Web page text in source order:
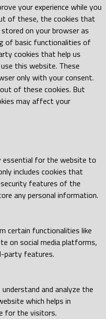
your experience while you
of these, the cookies that
on your browser as
of basic functionalities of
cookies that help us
this website. These
only with your consent.
of these cookies. But
may affect your
essential for the website to
includes cookies that
features of the
any personal information.
certain functionalities like
on social media platforms,
party features.
and analyze the
which helps in
for the visitors.